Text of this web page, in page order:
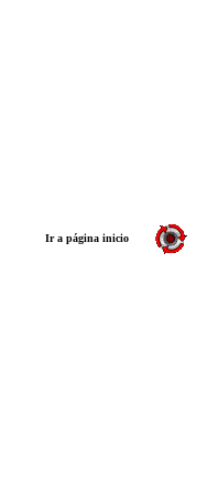
Ir a página inicio